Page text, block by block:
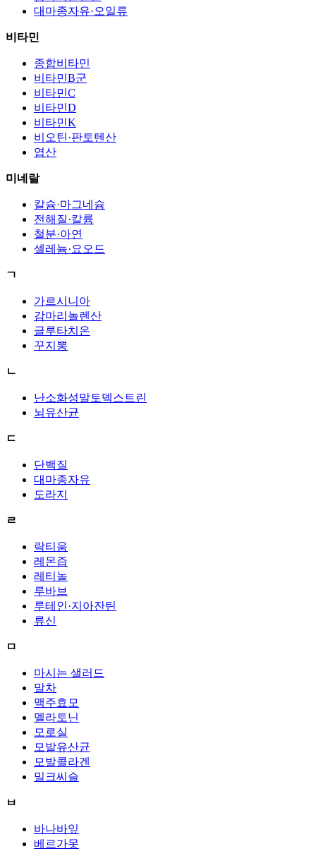
대마종자유·오일류
비타민
종합비타민
비타민B군
비타민C
비타민D
비타민K
비오틴·판토텐산
엽산
미네랄
칼슘·마그네슘
전해질·칼륨
철분·아연
셀레늄·요오드
ㄱ
가르시니아
감마리놀렌산
글루타치온
꾸지뽕
ㄴ
난소화성말토덱스트린
뇌유산균
ㄷ
단백질
대마종자유
도라지
ㄹ
락티움
레몬즙
레티놀
루바브
루테인·지아잔틴
류신
ㅁ
마시는 샐러드
말차
맥주효모
멜라토닌
모로실
모발유산균
모발콜라겐
밀크씨슬
ㅂ
바나바잎
베르가못